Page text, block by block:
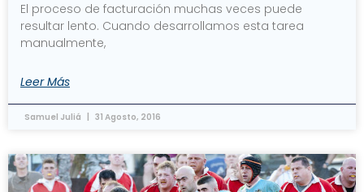
El proceso de facturación muchas veces puede
resultar lento. Cuando desarrollamos esta tarea
manualmente,
Leer Más
Samuel Juliá 31 Agosto, 2016